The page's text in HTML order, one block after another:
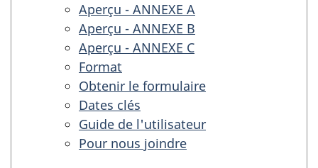
Aperçu - ANNEXE A
Aperçu - ANNEXE B
Aperçu - ANNEXE C
Format
Obtenir le formulaire
Dates clés
Guide de l'utilisateur
Pour nous joindre